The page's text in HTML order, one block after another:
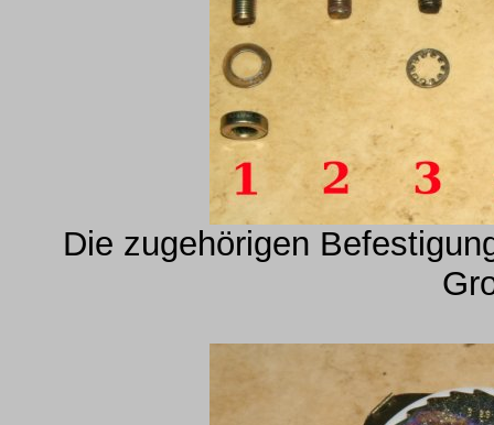
Die zugehörigen